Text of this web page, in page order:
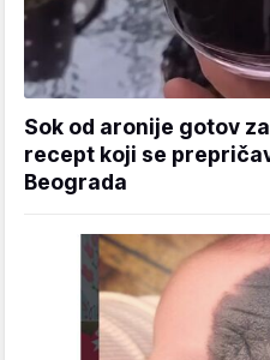
Sok od aronije gotov
recept koji se
Beograda